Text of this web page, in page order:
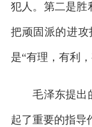
犯人。第二是胜
把顽固派的进
是“有理，有利，
毛泽东提出的
起了重要的指导